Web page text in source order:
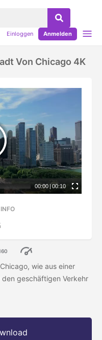
Einloggen Anmelden
Von Chicago 4K
00:00 |00:10
wie aus einer
geschäftigen Verkehr